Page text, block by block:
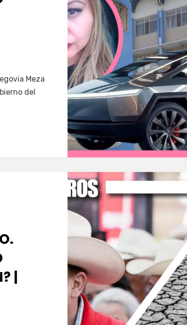
Meza
del
|